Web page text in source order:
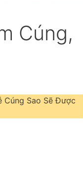
Cúng,
Cúng Sao Sẽ Được